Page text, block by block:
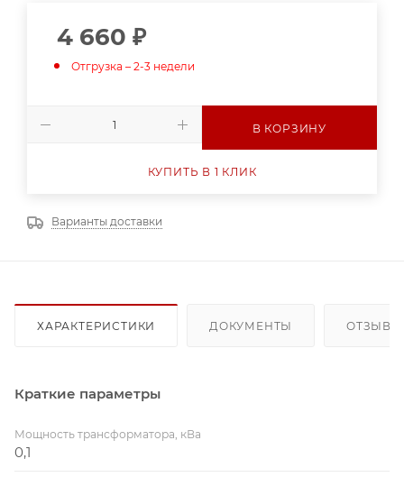
4 660 ₽
Отгрузка – 2-3 недели
В КОРЗИНУ
КУПИТЬ В 1 КЛИК
Варианты доставки
ХАРАКТЕРИСТИКИ ДОКУМЕНТЫ ОТЗЫВЫ
Краткие параметры
Мощность трансформатора, кВа
0,1